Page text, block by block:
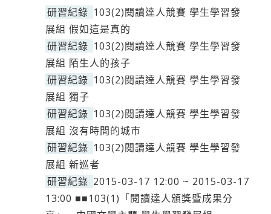
研習紀錄 103(2)閱讀達人競賽 學生學習發
展組 假如這是真的
研習紀錄 103(2)閱讀達人競賽 學生學習發
展組 陌生人的孩子
研習紀錄 103(2)閱讀達人競賽 學生學習發
展組 獨子
研習紀錄 103(2)閱讀達人競賽 學生學習發
展組 沒有時間的城市
研習紀錄 103(2)閱讀達人競賽 學生學習發
展組 新巡者
研習紀錄 2015-03-17 12:00 ~ 2015-03-17
13:00 ■■103(1)「閱讀達人頒獎暨成果分